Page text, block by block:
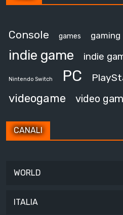
Console games gaming
indie game indie
Nintendo Switch PC
videogame video
CANALI
WORLD
ITALIA